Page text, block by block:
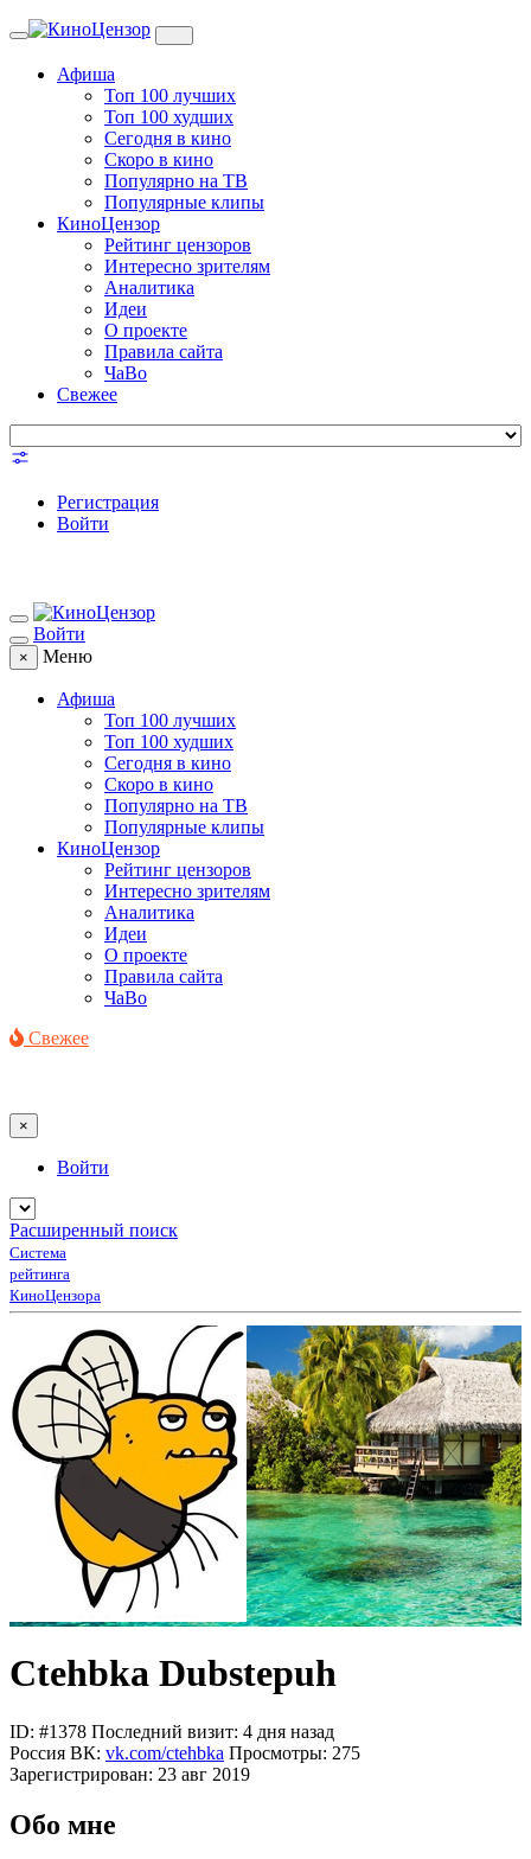
Toggle
Афиша
Топ 100 лучших
Топ 100 худших
Сегодня в кино
Скоро в кино
Популярно на ТВ
Популярные клипы
КиноЦензор
Рейтинг цензоров
Интересно зрителям
Аналитика
Идеи
О проекте
Правила сайта
ЧаВо
Свежее
Регистрация
Войти
Войти
× Меню
Афиша
Топ 100 лучших
Топ 100 худших
Сегодня в кино
Скоро в кино
Популярно на ТВ
Популярные клипы
КиноЦензор
Рейтинг цензоров
Интересно зрителям
Аналитика
Идеи
О проекте
Правила сайта
ЧаВо
Свежее
×
Войти
Расширенный поиск
Система
рейтинга
КиноЦензора
Ctehbka Dubstepuh
ID: #1378 Последний визит: 4 дня назад
Россия ВК: vk.com/ctehbka Просмотры: 275
Зарегистрирован: 23 авг 2019
Обо мне